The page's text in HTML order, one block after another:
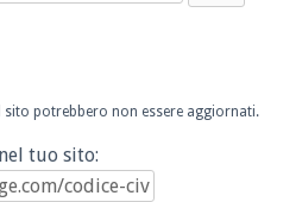
sito potrebbero non essere aggiornati.
tuo sito: